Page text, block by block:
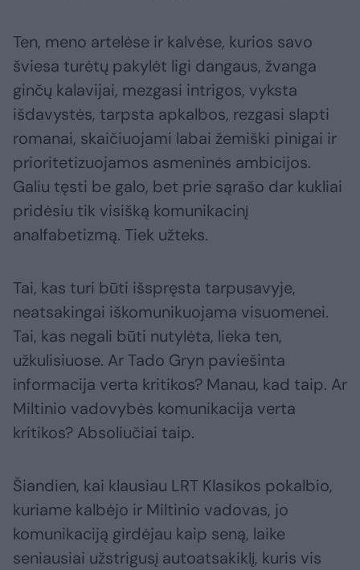
Ten, meno artelėse ir kalvėse, kurios savo
šviesa turėtų pakylėt ligi dangaus, žvanga
ginčų kalavijai, mezgasi intrigos, vyksta
išdavystės, tarpsta apkalbos, rezgasi slapti
romanai, skaičiuojami labai žemiški pinigai ir
prioritetizuojamos asmeninės ambicijos.
Galiu tęsti be galo, bet prie sąrašo dar kukliai
pridėsiu tik visišką komunikacinį
analfabetizmą. Tiek užteks.
Tai, kas turi būti išspręsta tarpusavyje,
neatsakingai iškomunikuojama visuomenei.
Tai, kas negali būti nutylėta, lieka ten,
užkulisiuose. Ar Tado Gryn paviešinta
informacija verta kritikos? Manau, kad taip. Ar
Miltinio vadovybės komunikacija verta
kritikos? Absoliučiai taip.
Šiandien, kai klausiau LRT Klasikos pokalbio,
kuriame kalbėjo ir Miltinio vadovas, jo
komunikaciją girdėjau kaip seną, laike
seniausiai užstrigusį autoatsakiklį, kuris vis